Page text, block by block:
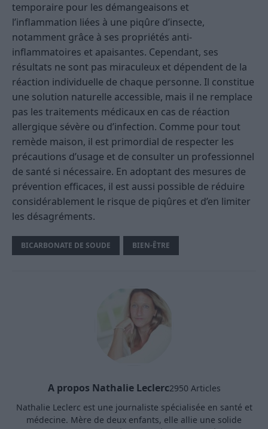
temporaire pour les démangeaisons et
l’inflammation liées à une piqûre d’insecte,
notamment grâce à ses propriétés anti-
inflammatoires et apaisantes. Cependant, ses
résultats ne sont pas miraculeux et dépendent de la
réaction individuelle de chaque personne. Il constitue
une solution naturelle accessible, mais il ne remplace
pas les traitements médicaux en cas de réaction
allergique sévère ou d’infection. Comme pour tout
remède maison, il est primordial de respecter les
précautions d’usage et de consulter un professionnel
de santé si nécessaire. En adoptant des mesures de
prévention efficaces, il est aussi possible de réduire
considérablement le risque de piqûres et d’en limiter
les désagréments.
BICARBONATE DE SOUDE BIEN-ÊTRE
A propos Nathalie Leclerc2950 Articles
Nathalie Leclerc est une journaliste spécialisée en santé et
médecine. Mère de deux enfants, elle allie une solide